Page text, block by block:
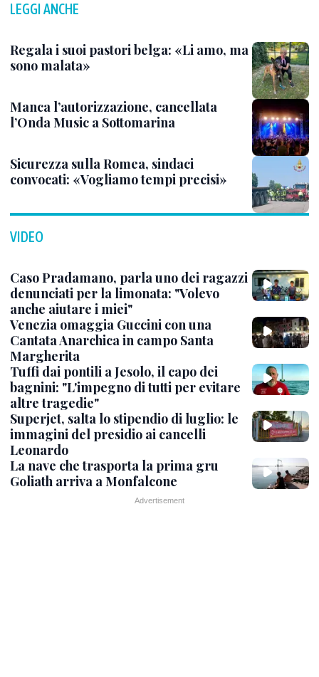
LEGGI ANCHE
Regala i suoi pastori belga: «Li amo, ma
sono malata»
Manca l’autorizzazione, cancellata
l’Onda Music a Sottomarina
Sicurezza sulla Romea, sindaci
convocati: «Vogliamo tempi precisi»
VIDEO
Caso Pradamano, parla uno dei ragazzi
denunciati per la limonata: "Volevo
anche aiutare i miei"
Venezia omaggia Guccini con una
Cantata Anarchica in campo Santa
Margherita
Tuffi dai pontili a Jesolo, il capo dei
bagnini: "L'impegno di tutti per evitare
altre tragedie"
Superjet, salta lo stipendio di luglio: le
immagini del presidio ai cancelli
Leonardo
La nave che trasporta la prima gru
Goliath arriva a Monfalcone